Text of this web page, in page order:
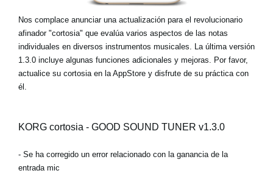
Nos complace anunciar una actualización para el revolucionario
afinador "cortosia" que evalúa varios aspectos de las notas
individuales en diversos instrumentos musicales. La última versión
1.3.0 incluye algunas funciones adicionales y mejoras. Por favor,
actualice su cortosia en la AppStore y disfrute de su práctica con
él.
KORG cortosia - GOOD SOUND TUNER v1.3.0
- Se ha corregido un error relacionado con la ganancia de la
entrada mic